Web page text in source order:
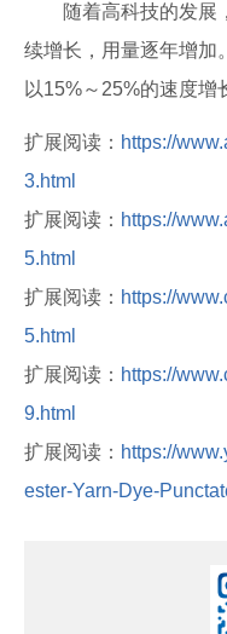
随着高科技的发展，
续增长，用量逐年增加
以15%～25%的速度增
扩展阅读： https://
3.html
扩展阅读： https://
5.html
扩展阅读： https://
5.html
扩展阅读： https://
9.html
扩展阅读： https://
ester-Yarn-Dye-